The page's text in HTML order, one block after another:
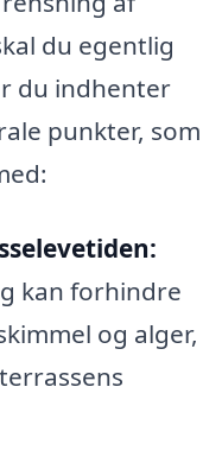
du egentlig
du indhenter
punkter, som
kan forhindre
og alger,